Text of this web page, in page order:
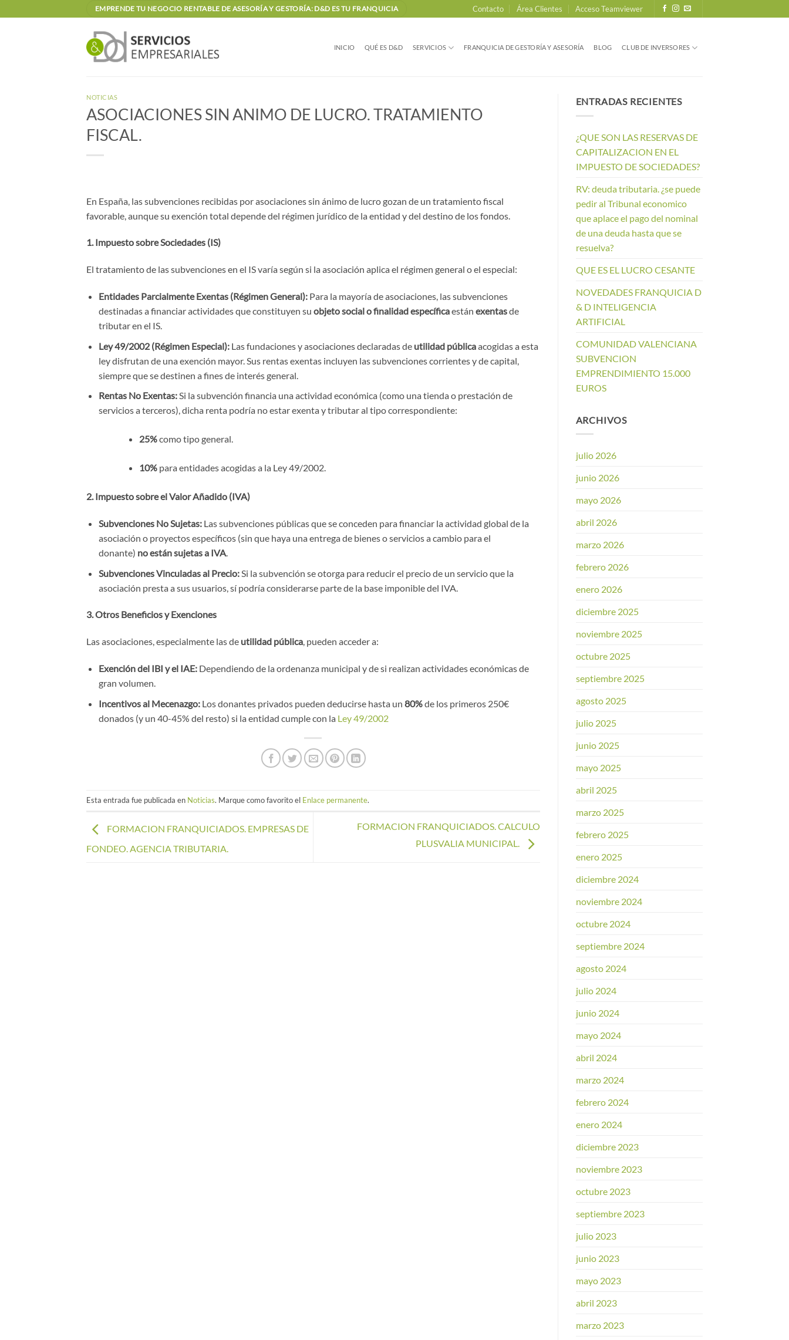
al
EMPRENDE TU NEGOCIO RENTABLE DE ASESORÍA Y GESTORÍA: D&D ES TU FRANQUICIA Contacto Área Clientes Acceso Teamviewer
INICIO QUÉ ES D&D SERVICIOS FRANQUICIA DE GESTORÍA Y ASESORÍA BLOG CLUB DE INVERSORES
NOTICIAS
ASOCIACIONES SIN ANIMO DE LUCRO. TRATAMIENTO
FISCAL.
En España, las subvenciones recibidas por asociaciones sin ánimo de lucro gozan de un tratamiento fiscal
favorable, aunque su exención total depende del régimen jurídico de la entidad y del destino de los fondos.
1. Impuesto sobre Sociedades (IS)
El tratamiento de las subvenciones en el IS varía según si la asociación aplica el régimen general o el especial:
Entidades Parcialmente Exentas (Régimen General):Para la mayoría de asociaciones, las subvenciones
destinadas a financiar actividades que constituyen su objeto social o finalidad específicaestán exentasde
tributar en el IS.
Ley 49/2002 (Régimen Especial):Las fundaciones y asociaciones declaradas de utilidad públicaacogidas a esta
ley disfrutan de una exención mayor. Sus rentas exentas incluyen las subvenciones corrientes y de capital,
siempre que se destinen a fines de interés general.
Rentas No Exentas:Si la subvención financia una actividad económica (como una tienda o prestación de
servicios a terceros), dicha renta podría no estar exenta y tributar al tipo correspondiente:
25%como tipo general.
10%para entidades acogidas a la Ley 49/2002.
2. Impuesto sobre el Valor Añadido (IVA)
Subvenciones No Sujetas:Las subvenciones públicas que se conceden para financiar la actividad global de la
asociación o proyectos específicos (sin que haya una entrega de bienes o servicios a cambio para el
donante) no están sujetas a IVA.
Subvenciones Vinculadas al Precio:Si la subvención se otorga para reducir el precio de un servicio que la
asociación presta a sus usuarios, sí podría considerarse parte de la base imponible del IVA.
3. Otros Beneficios y Exenciones
Las asociaciones, especialmente las de utilidad pública, pueden acceder a:
Exención del IBI y el IAE:Dependiendo de la ordenanza municipal y de si realizan actividades económicas de
gran volumen.
Incentivos al Mecenazgo:Los donantes privados pueden deducirse hasta un 80%de los primeros 250€
donados (y un 40-45% del resto) si la entidad cumple con la Ley 49/2002
Esta entrada fue publicada en Noticias. Marque como favorito el Enlace permanente.
FORMACION FRANQUICIADOS. EMPRESAS DE
FONDEO. AGENCIA TRIBUTARIA.
FORMACION FRANQUICIADOS. CALCULO
PLUSVALIA MUNICIPAL.
ENTRADAS RECIENTES
¿QUE SON LAS RESERVAS DE
CAPITALIZACION EN EL
IMPUESTO DE SOCIEDADES?
RV: deuda tributaria. ¿se puede
pedir al Tribunal economico
que aplace el pago del nominal
de una deuda hasta que se
resuelva?
QUE ES EL LUCRO CESANTE
NOVEDADES FRANQUICIA D
& D INTELIGENCIA
ARTIFICIAL
COMUNIDAD VALENCIANA
SUBVENCION
EMPRENDIMIENTO 15.000
EUROS
ARCHIVOS
julio 2026
junio 2026
mayo 2026
abril 2026
marzo 2026
febrero 2026
enero 2026
diciembre 2025
noviembre 2025
octubre 2025
septiembre 2025
agosto 2025
julio 2025
junio 2025
mayo 2025
abril 2025
marzo 2025
febrero 2025
enero 2025
diciembre 2024
noviembre 2024
octubre 2024
septiembre 2024
agosto 2024
julio 2024
junio 2024
mayo 2024
abril 2024
marzo 2024
febrero 2024
enero 2024
diciembre 2023
noviembre 2023
octubre 2023
septiembre 2023
julio 2023
junio 2023
mayo 2023
abril 2023
marzo 2023